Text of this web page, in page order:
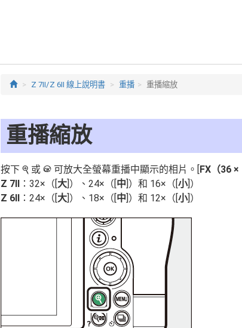
Z 7II/Z 6II 線上說明書 重播 重播縮放
重播縮放
按下 X 或 J 可放大全螢幕重播中顯示的相片。[FX（36 ×
Z 7II ：32×（[大]）、24×（[中]）和 16×（[小]）
Z 6II ：24×（[大]）、18×（[中]）和 12×（[小]）